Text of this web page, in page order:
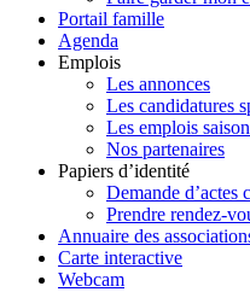
Portail famille
Agenda
Emplois
Les annonces
Les candidatures
Les emplois
Nos partenaires
Papiers d’identité
Demande d’actes
Prendre rendez-
Annuaire des
Carte interactive
Webcam